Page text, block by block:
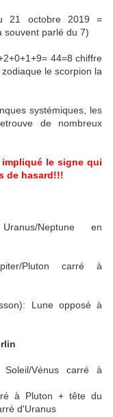
21 octobre 2019 =
souvent parlé du 7)
44=8 chiffre
le scorpion la
systémiques, les
de nombreux
le signe qui
de hasard!!!
Neptune en
Pluton carré à
Lune opposé à
Soleil/Vénus carré à
à Pluton + tête du
d'Uranus